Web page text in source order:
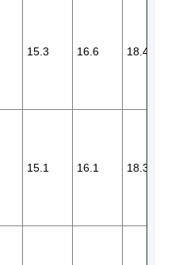
15.3 16.6 18.4
15.1 16.1 18.3